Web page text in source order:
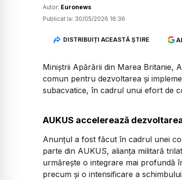
Autor: Euronews
Publicat la: 30/05/2026 16:36
DISTRIBUIȚI ACEASTĂ ȘTIRE
Miniștrii Apărării din Marea Britanie,
comun pentru dezvoltarea și
subacvatice, în cadrul unui efort de
AUKUS accelerează
Anunțul a fost făcut în cadrul unei
parte din AUKUS, alianța militară
urmărește o integrare mai profundă
precum și o intensificare a